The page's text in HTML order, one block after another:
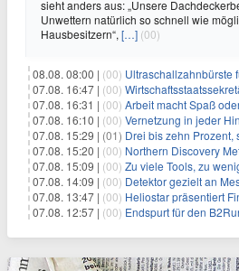
sieht anders aus: „Unsere
Unwettern natürlich so schnell wie
Hausbesitzern“, […] (00)
08.08. 08:00 | (00) Ultraschallzahnbürste für Hund und
07.08. 16:47 | (00) Wirtschaftsstaatssekretär Thomas Dörflinger
07.08. 16:31 | (00) Arbeit macht Spaß
07.08. 16:10 | (00) Vernetzung in jeder Hinsicht –
07.08. 15:29 | (01) Drei bis zehn Prozent, so viel
07.08. 15:20 | (00) Northern Discovery Metals gibt die
07.08. 15:09 | (00) Zu viele Tools, zu wenig Überblick?
07.08. 14:09 | (00) Detektor gezielt an
07.08. 13:47 | (00) Heliostar präsentiert Finanz- und Betriebsergebnis für das
07.08. 12:57 | (00) Endspurt für den B2Run